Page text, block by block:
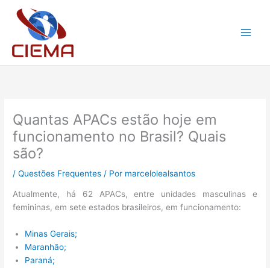
conteúdo
Quantas APACs estão hoje em
funcionamento no Brasil? Quais
são?
/Questões Frequentes / Por marcelolealsantos
Atualmente, há 62 APACs, entre unidades masculinas e
femininas, em sete estados brasileiros, em funcionamento:
Minas Gerais;
Maranhão;
Paraná;